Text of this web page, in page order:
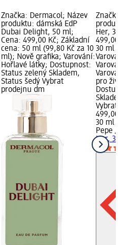
Značka: Dermacol; Název
produktu: dámská EdP
Dubai Delight, 50 ml;
Cena: 499,00 Kč; Základní
cena: 50 ml (99,80 Kč za 10
ml); Nově grafika; Varování:
Hořlavé látky; Dostupnost:
Status zelený Skladem,
Status šedý Vybrat
prodejnu dm
Značka:
Her, 30
499,00
30 ml
pro
Vybrat
499,00
30 ml
Pepe
Her, 30